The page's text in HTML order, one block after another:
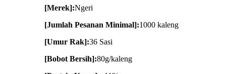
[Merek]:Ngeri
[Jumlah Pesanan Minimal]:1000 kaleng
[Umur Rak]:36 Sasi
[Bobot Bersih]:80g/kaleng